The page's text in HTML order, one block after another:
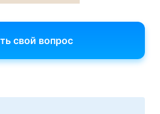
свой вопрос